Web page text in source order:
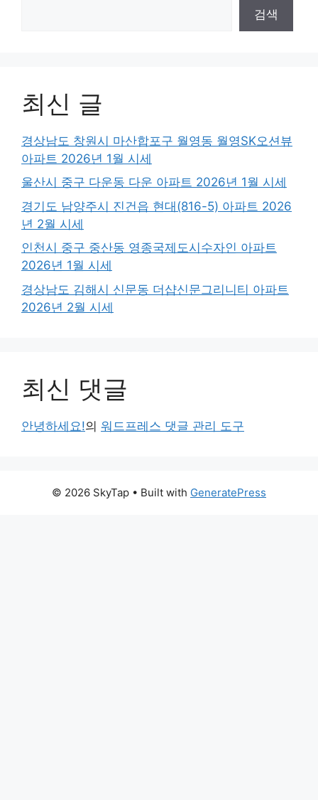
검색
최신 글
경상남도 창원시 마산합포구 월영동 월영SK오션뷰
아파트 2026년 1월 시세
울산시 중구 다운동 다운 아파트 2026년 1월 시세
경기도 남양주시 진건읍 현대(816-5) 아파트 2026
년 2월 시세
인천시 중구 중산동 영종국제도시수자인 아파트
2026년 1월 시세
경상남도 김해시 신문동 더샵신문그리니티 아파트
2026년 2월 시세
최신 댓글
안녕하세요!의 워드프레스 댓글 관리 도구
© 2026 SkyTap • Built with GeneratePress